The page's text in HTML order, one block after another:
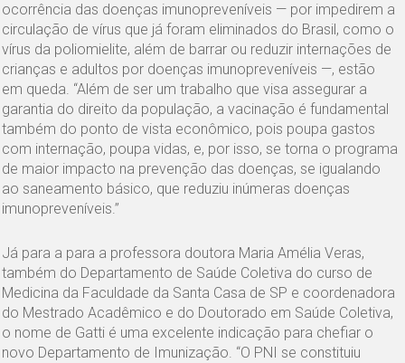
ocorrência das doenças imunopreveníveis — por impedirem a
circulação de vírus que já foram eliminados do Brasil, como o
vírus da poliomielite, além de barrar ou reduzir internações de
crianças e adultos por doenças imunopreveníveis —, estão
em queda. “Além de ser um trabalho que visa assegurar a
garantia do direito da população, a vacinação é fundamental
também do ponto de vista econômico, pois poupa gastos
com internação, poupa vidas, e, por isso, se torna o programa
de maior impacto na prevenção das doenças, se igualando
ao saneamento básico, que reduziu inúmeras doenças
imunopreveníveis.”
Já para a para a professora doutora Maria Amélia Veras,
também do Departamento de Saúde Coletiva do curso de
Medicina da Faculdade da Santa Casa de SP e coordenadora
do Mestrado Acadêmico e do Doutorado em Saúde Coletiva,
o nome de Gatti é uma excelente indicação para chefiar o
novo Departamento de Imunização. “O PNI se constituiu